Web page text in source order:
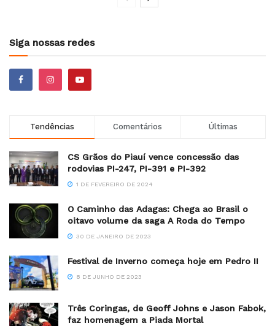
Siga nossas redes
Tendências Comentários Últimas
CS Grãos do Piauí vence concessão das
rodovias PI-247, PI-391 e PI-392
1 DE FEVEREIRO DE 2024
O Caminho das Adagas: Chega ao Brasil o
oitavo volume da saga A Roda do Tempo
30 DE JANEIRO DE 2023
Festival de Inverno começa hoje em Pedro II
8 DE JUNHO DE 2023
Três Coringas, de Geoff Johns e Jason Fabok,
faz homenagem a Piada Mortal